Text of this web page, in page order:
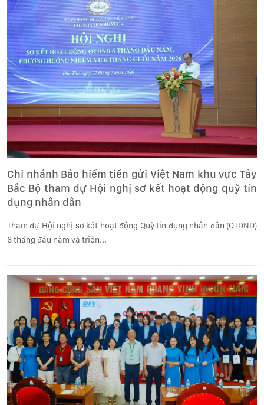
Chi nhánh Bảo hiểm tiền gửi Việt Nam khu vực Tây
Bắc Bộ tham dự Hội nghị sơ kết hoạt động quỹ tín
dụng nhân dân
Tham dự Hội nghị sơ kết hoạt động Quỹ tín dụng nhân dân (QTDND)
6 tháng đầu năm và triển...